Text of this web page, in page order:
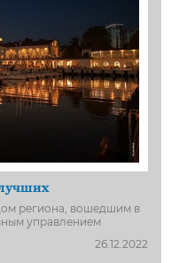
региона, вошедшим в
управлением
26.12.2022